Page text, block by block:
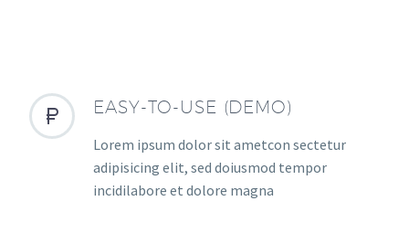

 EASY-TO-USE (DEMO)
Lorem ipsum dolor sit ametcon sectetur
adipisicing elit, sed doiusmod tempor
incidilabore et dolore magna